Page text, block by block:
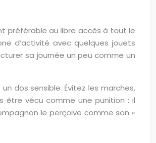
préférable au libre accès à tout le
d’activité avec quelques jouets
sa journée un peu comme un
dos sensible. Évitez les marches,
être vécu comme une punition : il
le perçoive comme son «